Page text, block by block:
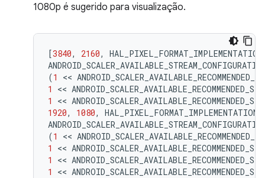
1080p é sugerido para visualização.
[3840, 2160,
(1 <<
1
<<
1
<<
1920, 1080,
(1 <<
1
<<
1
<<
1
<<